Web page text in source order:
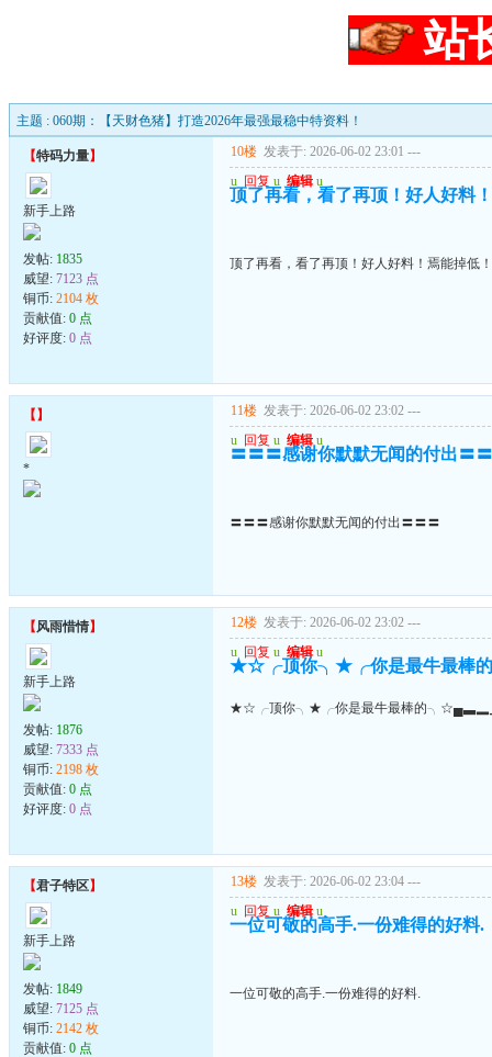
站
主题 : 060期：【天财色猪】打造2026年最强最稳中特资料！
【特码力量】
新手上路
发帖: 1835
威望: 7123 点
铜币: 2104 枚
贡献值: 0 点
好评度: 0 点
10楼 发表于: 2026-06-02 23:01 ---
u 回复 u 编辑 u
顶了再看，看了再顶！好人好料
顶了再看，看了再顶！好人好料！焉能掉低！
【 】
*
11楼 发表于: 2026-06-02 23:02 ---
u 回复 u 编辑 u
〓〓〓感谢你默默无闻的付出〓
〓〓〓感谢你默默无闻的付出〓〓〓
【风雨惜情】
新手上路
发帖: 1876
威望: 7333 点
铜币: 2198 枚
贡献值: 0 点
好评度: 0 点
12楼 发表于: 2026-06-02 23:02 ---
u 回复 u 编辑 u
★☆╭顶你╮★╭你是最牛最
★☆╭顶你╮★╭你是最牛最棒的
【君子特区】
新手上路
发帖: 1849
威望: 7125 点
铜币: 2142 枚
贡献值: 0 点
13楼 发表于: 2026-06-02 23:04 ---
u 回复 u 编辑 u
一位可敬的高手.一份难得的好料.
一位可敬的高手.一份难得的好料.